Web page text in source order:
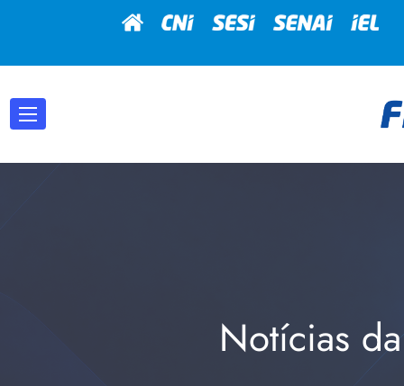
Notícias